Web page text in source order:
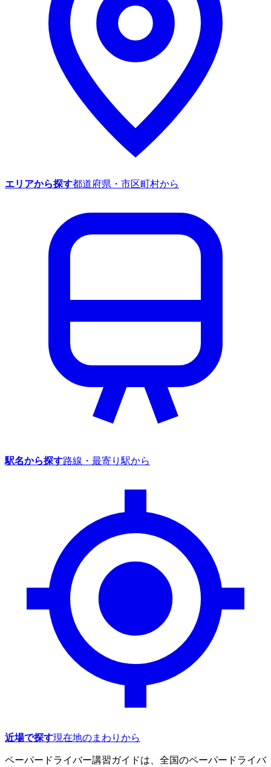
エリアから探す都道府県・市区町村から
駅名から探す路線・最寄り駅から
近場で探す現在地のまわりから
ペーパードライバー講習ガイドは、全国のペーパードライバ